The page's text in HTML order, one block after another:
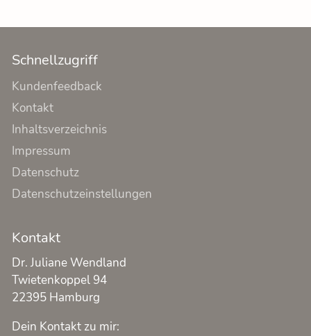
Schnellzugriff
Kundenfeedback
Kontakt
Inhaltsverzeichnis
Impressum
Datenschutz
Datenschutzeinstellungen
Kontakt
Dr. Juliane Wendland
Twietenkoppel 94
22395 Hamburg
Dein Kontakt zu mir: